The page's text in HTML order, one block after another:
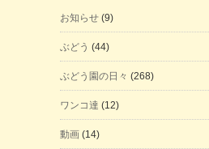
お知らせ (9)
ぶどう (44)
ぶどう園の日々 (268)
ワンコ達 (12)
動画 (14)